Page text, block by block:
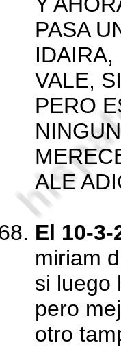
PASA
IDAIRA,
VALE,
PERO
ALE
El 10-3-
miriam
si luego
pero
otro